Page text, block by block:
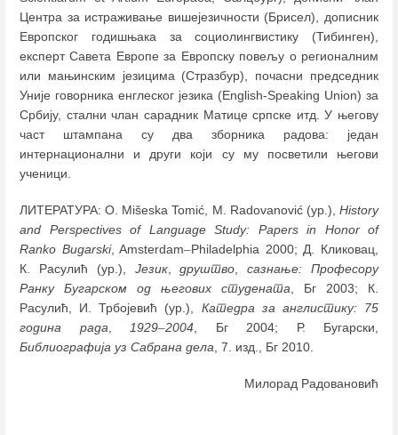
Центра за истраживање вишејезичности (Брисел), дописник
Европског годишњака за социолингвистику (Тибинген),
експерт Савета Европе за Европску повељу о регионалним
или мањинским језицима (Стразбур), почасни председник
Уније говорника енглеског језика (English-Speaking Union) за
Србију, стални члан сарадник Матице српске итд. У његову
част штампана су два зборника радова: један
интернационални и други који су му посветили његови
ученици.
ЛИТЕРАТУРА: O. Mišeska Tomić, M. Radovanović (ур.), History
and Perspectives of Language Study: Papers in Honor of
Ranko Bugarski, Amsterdam–Philadelphia 2000; Д. Кликовац,
К. Расулић (ур.), Језик,друштво ,сазнање: Професору
Ранку Бугарском од његових
студената , Бг 2003; К.
Расулић, И. Трбојевић (ур.), Катедра за англистику: 75
година рада
1929–2004 , Бг 2004; Р. Бугарски,
Библиографија уз Сабрана дела , 7. изд., Бг 2010.
Милорад Радовановић